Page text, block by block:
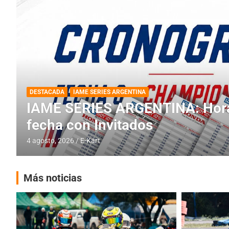
DESTACADA INFORME CENTRAL RMC BUENOS AIRES
RMC BUENOS AIRES: Cerró
histórica en Baradero
4 agosto, 2026 E-Kart
Más noticias